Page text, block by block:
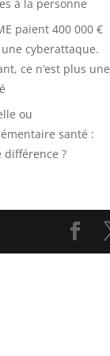
à la personne
paient 400 000 €
cyberattaque.
ce n’est plus une
ou
santé :
différence ?